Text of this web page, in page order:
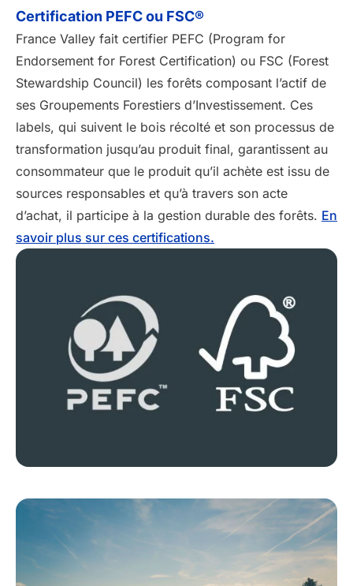
Certification PEFC ou FSC®
France Valley fait certifier PEFC (Program for
Endorsement for Forest Certification) ou FSC (Forest
Stewardship Council) les forêts composant l’actif de
ses Groupements Forestiers d’Investissement. Ces
labels, qui suivent le bois récolté et son processus de
transformation jusqu’au produit final, garantissent au
consommateur que le produit qu’il achète est issu de
sources responsables et qu’à travers son acte
d’achat, il participe à la gestion durable des forêts. En
savoir plus sur ces certifications.